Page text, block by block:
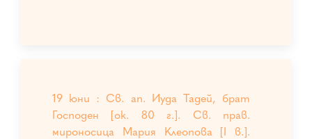
19 юни : Св. ап. Иуда Тадей, брат
Господен [ок. 80 г.]. Св. прав.
мироносица Мария Клеопова [I в.].